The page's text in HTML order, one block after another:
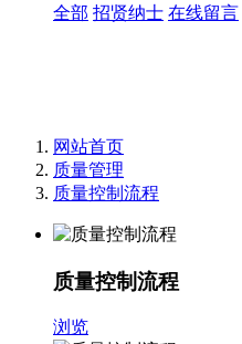
全部 招贤纳士 在线留言
网站首页
质量管理
质量控制流程
质量控制流程
浏览